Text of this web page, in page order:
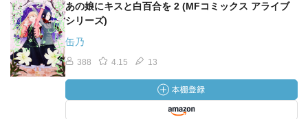
あの娘にキスと白百合を 2 (MFコミックス アライブ
シリーズ)
缶乃
388 4.15 13